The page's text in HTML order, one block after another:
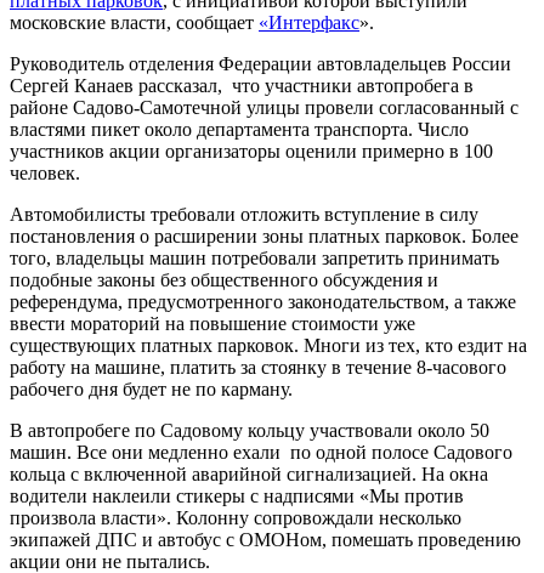
московские власти, сообщает «Интерфакс».
Руководитель отделения Федерации автовладельцев России
Сергей Канаев рассказал, что участники автопробега в
районе Садово-Самотечной улицы провели согласованный с
властями пикет около департамента транспорта. Число
участников акции организаторы оценили примерно в 100
человек.
Автомобилисты требовали отложить вступление в силу
постановления о расширении зоны платных парковок. Более
того, владельцы машин потребовали запретить принимать
подобные законы без общественного обсуждения и
референдума, предусмотренного законодательством, а также
ввести мораторий на повышение стоимости уже
существующих платных парковок. Многи из тех, кто ездит на
работу на машине, платить за стоянку в течение 8-часового
рабочего дня будет не по карману.
В автопробеге по Садовому кольцу участвовали около 50
машин. Все они медленно ехали по одной полосе Садового
кольца с включенной аварийной сигнализацией. На окна
водители наклеили стикеры с надписями «Мы против
произвола власти». Колонну сопровождали несколько
экипажей ДПС и автобус с ОМОНом, помешать проведению
акции они не пытались.